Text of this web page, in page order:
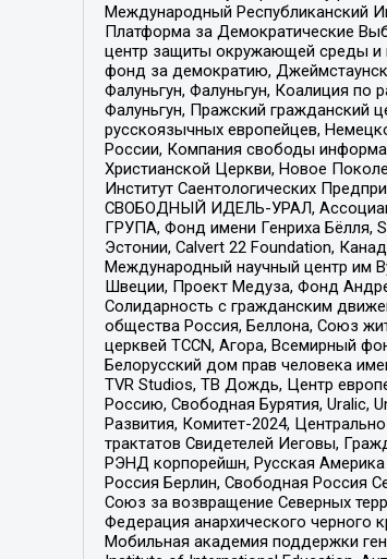
Международный Республиканский
Платформа за Демократические
центр защиты окружающей среды и
фонд за демократию,
Фалуньгун, Фалуньгун, Коалиция по
Фалуньгун, Пражский гражданский
русскоязычных европейцев,
России, Компания свободы
Христианской Церкви, Новое
Институт Саентологических
СВОБОДНЫЙ ИДЕЛЬ-УРАЛ,
ГРУПА, Фонд имени Генриха Бёлля,
Эстонии, Calvert 22 Foundation,
Международный научный центр им
Швеции, Проект Медуза, Фонд
Солидарность с гражданским
общества Россия, Беллона, Союз
церквей TCCN, Агора, Всемирный
Белорусский дом прав человека
TVR Studios, ТВ Дождь, Центр
Россию, Свободная Бурятия, Uralic,
Развития, Комитет-2024,
трактатов Свидетелей Иеговы,
РЭНД корпорейшн, Русская
Россия Берлин, Свободная Россия
Союз за возвращение Северных
Федерация анархического черного
Мобильная академия поддержки